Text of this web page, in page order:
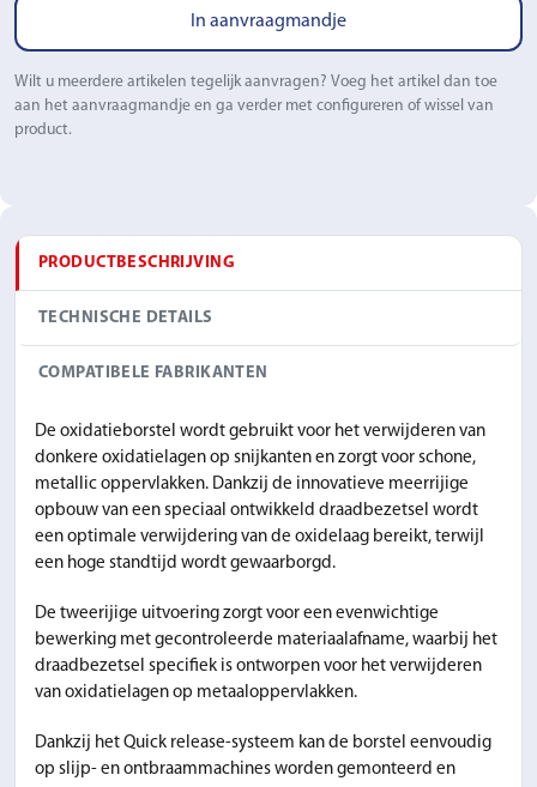
PRODUCTBESCHRIJVING
TECHNISCHE DETAILS
COMPATIBELE FABRIKANTEN
De oxidatieborstel wordt gebruikt voor het verwijderen van
donkere oxidatielagen op snijkanten en zorgt voor schone,
metallic oppervlakken. Dankzij de innovatieve meerrijige
opbouw van een speciaal ontwikkeld draadbezetsel wordt
een optimale verwijdering van de oxidelaag bereikt, terwijl
een hoge standtijd wordt gewaarborgd.
De tweerijige uitvoering zorgt voor een evenwichtige
bewerking met gecontroleerde materiaalafname, waarbij het
draadbezetsel specifiek is ontworpen voor het verwijderen
van oxidatielagen op metaaloppervlakken.
Dankzij het Quick release-systeem kan de borstel eenvoudig
op slijp- en ontbraammachines worden gemonteerd en
In aanvraagmandje
Wilt u meerdere artikelen tegelijk aanvragen? Voeg het artikel dan toe
aan het aanvraagmandje en ga verder met configureren of wissel van
product.